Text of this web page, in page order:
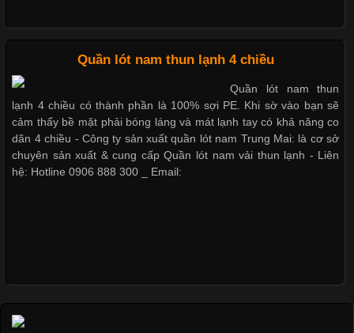
Cập nhật 2026-05-20 14:58:56
Vải thun là một trong những chất liệu được sử dụng rộng rãi
nhất trong ngành thời trang nhờ đặc tính co giãn, mềm mại và
thoải mái khi mặc. Từ áo thun, đồ thể thao cho đến đồ lót nam,
vải thun luôn đóng vai trò quan trọng trong quá trình sản xuất.
Hiện nay, nhu cầu tìm kiếm quần lót nam giá
Các Form Áo Thun Phổ Biến Hiện Nay Và Xu Hướng Trong
Ngành May Mặc Áo thun là một trong những trang phục quen
Dễ chịu hơn với quần lót nam giá rẻ vải Cotton 4 chiều
Quần lót nam thun lạnh 4 chiều
Quần lót nam thun
lạnh 4 chiều có thành phần là 100% sợi PE. Khi sờ vào bạn sẽ
cảm thấy bề mặt phải bóng láng và mát lạnh tay có khả năng co
dãn 4 chiều - Công ty sản xuất quần lót nam Trung Mai: là cơ sở
chuyên sản xuất & cung cấp Quần lót nam vải thun lạnh - Liên
hệ: Hotline 0906 888 300 _ Email: